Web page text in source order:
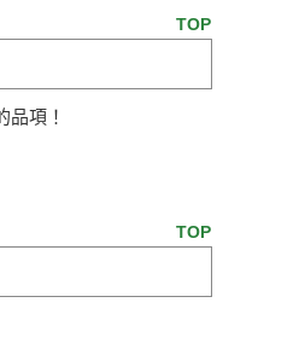
TOP
項！
TOP